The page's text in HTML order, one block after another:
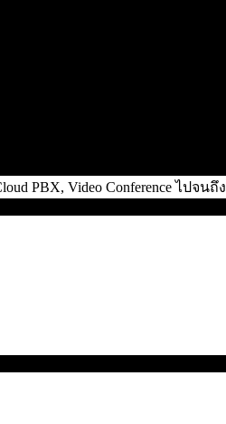
PBX, Video Conference ไปจ